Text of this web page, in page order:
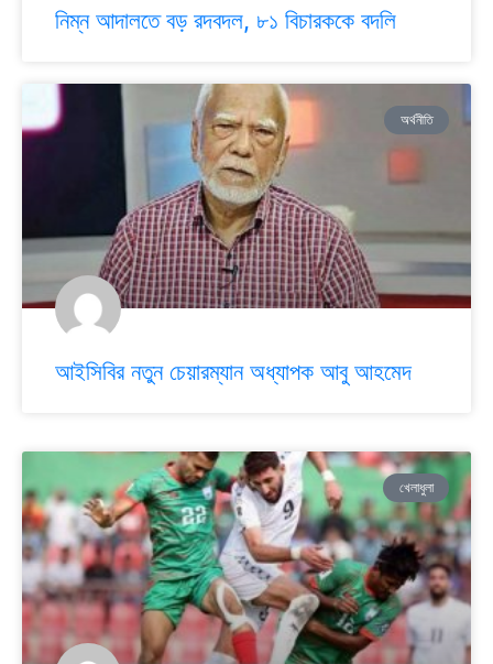
নিম্ন আদালতে বড় রদবদল, ৮১ বিচারককে বদলি
অর্থনীতি
আইসিবির নতুন চেয়ারম্যান অধ্যাপক আবু আহমেদ
খেলাধুলা